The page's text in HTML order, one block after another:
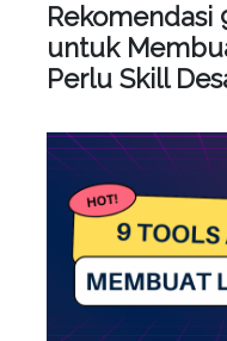
Rekomendasi
untuk
Perlu Skill